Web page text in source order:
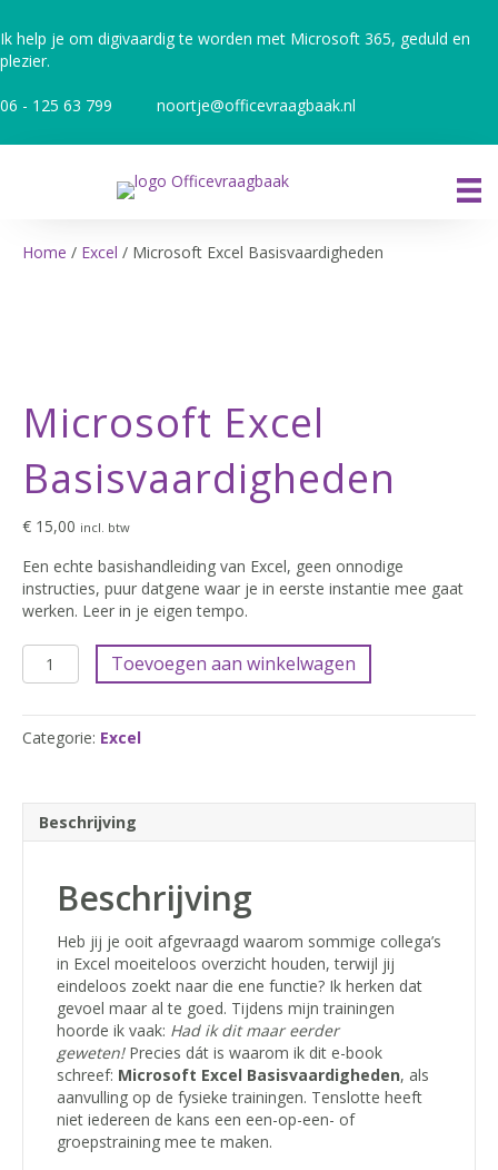
Ik help je om digivaardig te worden met Microsoft 365, geduld en
plezier.
06 - 125 63 799 noortje@officevraagbaak.nl
Home / Excel / Microsoft Excel Basisvaardigheden
Microsoft Excel
Basisvaardigheden
€ 15,00 incl. btw
Een echte basishandleiding van Excel, geen onnodige
instructies, puur datgene waar je in eerste instantie mee gaat
werken. Leer in je eigen tempo.
Microsoft
Excel
aantal
Toevoegen aan winkelwagen
Categorie: Excel
Beschrijving
Beschrijving
Heb jij je ooit afgevraagd waarom sommige collega’s
in Excel moeiteloos overzicht houden, terwijl jij
eindeloos zoekt naar die ene functie? Ik herken dat
gevoel maar al te goed. Tijdens mijn trainingen
hoorde ik vaak: Had ik dit maar eerder
geweten!Precies dát is waarom ik dit e-book
schreef: Microsoft Excel Basisvaardigheden, als
aanvulling op de fysieke trainingen. Tenslotte heeft
niet iedereen de kans een een-op-een- of
groepstraining mee te maken.